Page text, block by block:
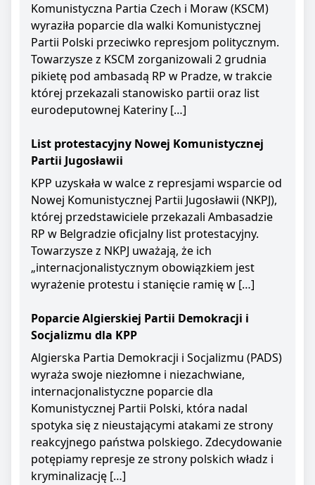
Komunistyczna Partia Czech i Moraw (KSCM)
wyraziła poparcie dla walki Komunistycznej
Partii Polski przeciwko represjom politycznym.
Towarzysze z KSCM zorganizowali 2 grudnia
pikietę pod ambasadą RP w Pradze, w trakcie
której przekazali stanowisko partii oraz list
eurodeputownej Kateriny […]
List protestacyjny Nowej Komunistycznej
Partii Jugosławii
KPP uzyskała w walce z represjami wsparcie od
Nowej Komunistycznej Partii Jugosławii (NKPJ),
której przedstawiciele przekazali Ambasadzie
RP w Belgradzie oficjalny list protestacyjny.
Towarzysze z NKPJ uważają, że ich
„internacjonalistycznym obowiązkiem jest
wyrażenie protestu i stanięcie ramię w […]
Poparcie Algierskiej Partii Demokracji i
Socjalizmu dla KPP
Algierska Partia Demokracji i Socjalizmu (PADS)
wyraża swoje niezłomne i niezachwiane,
internacjonalistyczne poparcie dla
Komunistycznej Partii Polski, która nadal
spotyka się z nieustającymi atakami ze strony
reakcyjnego państwa polskiego. Zdecydowanie
potępiamy represje ze strony polskich władz i
kryminalizację […]